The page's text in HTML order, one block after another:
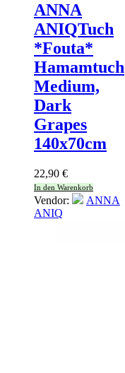
ANNA
ANIQTuch
*Fouta*
Hamamtuch
Medium,
Dark
Grapes
140x70cm
22,90 €
In den Warenkorb
Vendor:
ANNA
ANIQ